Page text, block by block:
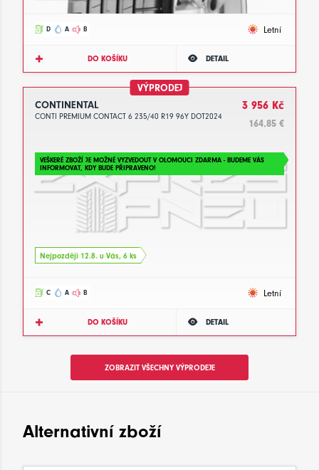
D A B Letní
DO KOŠÍKU DETAIL
VÝPRODEJ
CONTINENTAL
CONTI PREMIUM CONTACT 6 235/40 R19 96Y DOT2024
3 956 Kč
164.85 €
VEŠKERÉ ZBOŽÍ JE MOŽNÉ VYZVEDOUT V OLOMOUCI ZDARMA - BUDEME VÁS
INFORMOVAT, KDY BUDE PŘIPRAVENO!
Nejpozději 12.8. u Vás, 6 ks
C A B Letní
DO KOŠÍKU DETAIL
ZOBRAZIT VŠECHNY VÝPRODEJE
Alternativní zboží